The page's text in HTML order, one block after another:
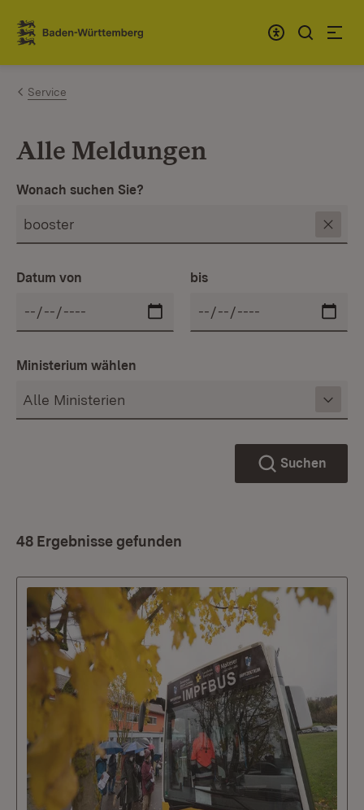
Zum Inhalt springen
Link zur Startseite
Service
Alle Meldungen
Wonach suchen Sie?
Datum von bis
Ministerium wählen
Suchen
48 Ergebnisse gefunden